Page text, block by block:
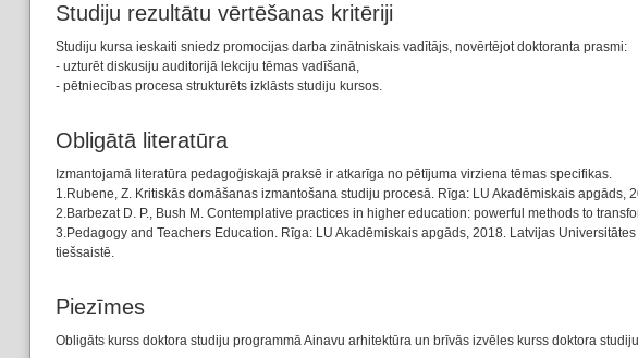
Studiju rezultātu vērtēšanas kritēriji
Studiju kursa ieskaiti sniedz promocijas darba zinātniskais vadītājs, novērtējot doktoranta prasmi:
- uzturēt diskusiju auditorijā lekciju tēmas vadīšanā,
- pētniecības procesa strukturēts izklāsts studiju kursos.
Obligātā literatūra
Izmantojamā literatūra pedagoģiskajā praksē ir atkarīga no pētījuma virziena tēmas specifikas.
1.Rubene, Z. Kritiskās domāšanas izmantošana studiju procesā. Rīga: LU Akadēmiskais apgāds,
2.Barbezat D. P., Bush M. Contemplative practices in higher education: powerful methods to
3.Pedagogy and Teachers Education. Rīga: LU Akadēmiskais apgāds, 2018. Latvijas
tiešsaistē.
Piezīmes
Obligāts kurss doktora studiju programmā Ainavu arhitektūra un brīvās izvēles kurss doktora